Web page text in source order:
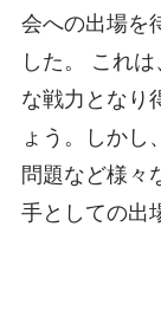
会への出場を
した。 これ
な戦力となり
ょう。しかし
問題など様々
手としての出